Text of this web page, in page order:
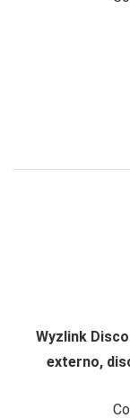
Wyzlink
externo,